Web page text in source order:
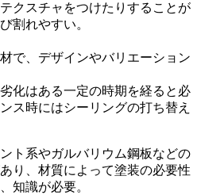
クスチャをつけたりすることが
割れやすい。
で、デザインやバリエーション
化はある一定の時期を経ると必
ス時にはシーリングの打ち替え
ト系やガルバリウム鋼板などの
り、材質によって塗装の必要性
知識が必要。